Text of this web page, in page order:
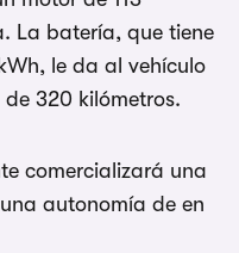
La batería, que tiene
le da al vehículo
320 kilómetros.
comercializará una
autonomía de en